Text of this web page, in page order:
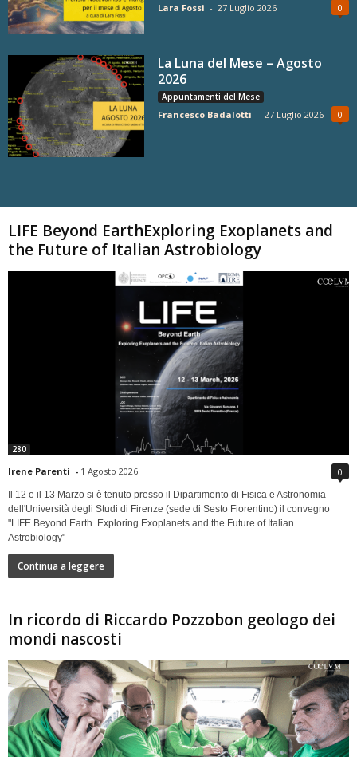
Lara Fossi - 27 Luglio 2026 0
La Luna del Mese – Agosto
2026
Appuntamenti del Mese
Francesco Badalotti - 27 Luglio 2026 0
LIFE Beyond EarthExploring Exoplanets and
the Future of Italian Astrobiology
280
Irene Parenti - 1 Agosto 2026 0
Il 12 e il 13 Marzo si è tenuto presso il Dipartimento di Fisica e Astronomia
dell'Università degli Studi di Firenze (sede di Sesto Fiorentino) il convegno
"LIFE Beyond Earth. Exploring Exoplanets and the Future of Italian
Astrobiology"
Continua a leggere
In ricordo di Riccardo Pozzobon geologo dei
mondi nascosti